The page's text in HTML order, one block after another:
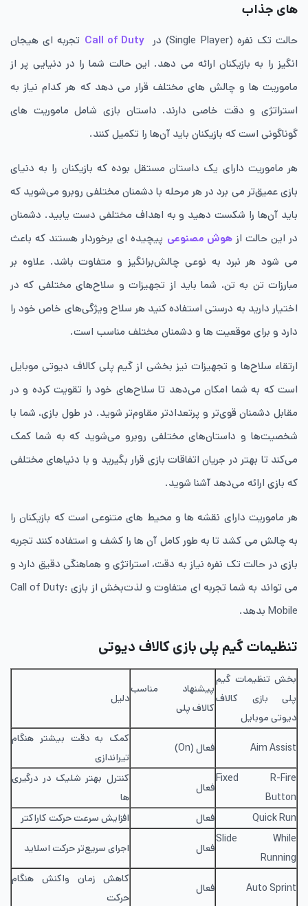
های جذاب
حالت تک نفره (Single Player) در Call of Duty تجربه ای هیجان
انگیز را به بازیکنان ارائه می دهد. این حالت شما را در دنیایی پر از
ماموریت ها و چالش های مختلف قرار می دهد که هر کدام نیاز به
استراتژی و دقت خاصی دارند. داستان بازی شامل ماموریت های
گوناگونی است که بازیکنان باید آن‌ها را تکمیل کنند.
هر ماموریت دارای یک داستان مستقل بوده که بازیکنان را به دنیای
بازی عمیق‌تر می برد در هر مرحله با دشمنان مختلفی روبرو می‌شوید که
باید آن‌ها را شکست دهید و به اهداف مختلفی دست یابید. دشمنان
در این حالت ازهوش مصنوعی پیچیده ای برخوردار هستند که باعث
می شود هر نبرد به نوعی چالش‌برانگیز و متفاوت باشد. علاوه بر
مبارزات تن به تن، شما باید از تجهیزات و سلاح‌های مختلفی که در
اختیار دارید به درستی استفاده کنید هر سلاح ویژگی‌های خاص خود را
دارد و برای موقعیت ها و دشمنان مختلف مناسب است.
ارتقاء سلاح‌ها و تجهیزات نیز بخشی از گیم پلی کالاف دیوتی موبایل
است که به شما امکان می‌دهد تا سلاح‌های خود را تقویت کرده و در
مقابل دشمنان قوی‌تر و پرتعدادتر مقاوم‌تر شوید. در طول بازی، شما با
شخصیت‌ها و داستان‌های مختلفی روبرو می‌شوید که به شما کمک
می‌کند تا بهتر در جریان اتفاقات بازی قرار بگیرید و با دنیاهای مختلفی
که بازی ارائه می‌دهد آشنا شوید.
هر ماموریت دارای نقشه ها و محیط های متنوعی است که بازیکنان را
به چالش می کشد تا به طور کامل آن ها را کشف و استفاده کنند تجربه
بازی در حالت تک نفره نیاز به دقت، استراتژی و هماهنگی دقیق دارد و
می تواند به شما تجربه ای متفاوت و لذت‌بخش از بازی Call of Duty:
Mobile بدهد.
تنظیمات گیم پلی بازی کالاف دیوتی
بخش تنظیمات گیم
پلی بازی کالاف
دیوتی موبایل
پیشنهاد مناسب
کالاف پلی
دلیل
Aim Assist فعال (On)
کمک به دقت بیشتر هنگام
تیراندازی
Fixed R-Fire
Button
فعال
کنترل بهتر شلیک در درگیری
ها
Quick Run
فعال
افزایش سرعت حرکت کاراکتر
Slide While
Running
فعال اجرای سریع‌تر حرکت اسلاید
Auto Sprint فعال
کاهش زمان واکنش هنگام
حرکت